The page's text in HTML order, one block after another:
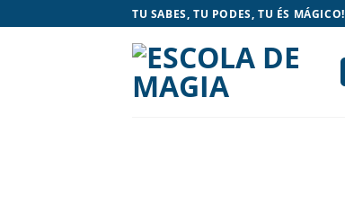
to
TU SABES, TU PODES, TU ÉS MÁGICO!